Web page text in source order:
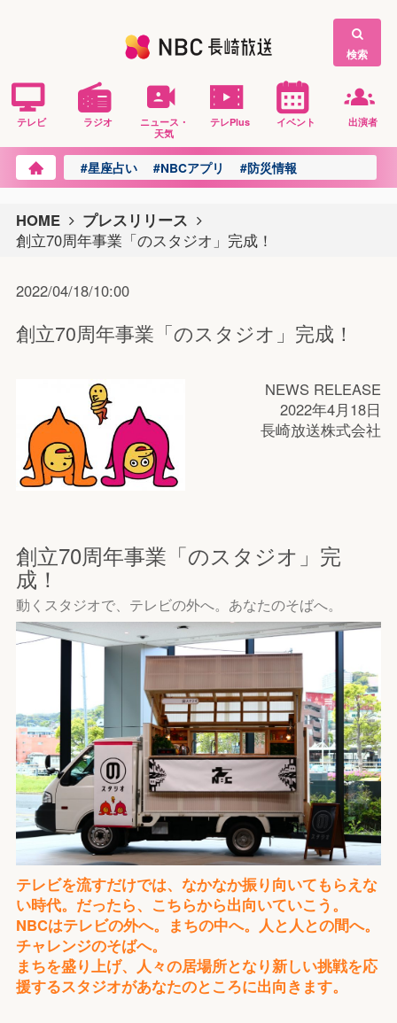
検索
テレビ ラジオ
ニュース・
天気
テレPlus イベント 出演者
#星座占い #NBCアプリ #防災情報
HOME
プレスリリース
創立70周年事業「のスタジオ」完成！
2022/04/18/10:00
創立70周年事業「のスタジオ」完成！
NEWS RELEASE
2022年4月18日
長崎放送株式会社
創立70周年事業「のスタジオ」完
成！
動くスタジオで、テレビの外へ。あなたのそばへ。
テレビを流すだけでは、なかなか振り向いてもらえな
い時代。だったら、こちらから出向いていこう。
NBCはテレビの外へ。まちの中へ。人と人との間へ。
チャレンジのそばへ。
まちを盛り上げ、人々の居場所となり新しい挑戦を応
援するスタジオがあなたのところに出向きます。